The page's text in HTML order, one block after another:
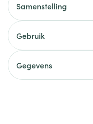
Samenstelling
Gebruik
Gegevens